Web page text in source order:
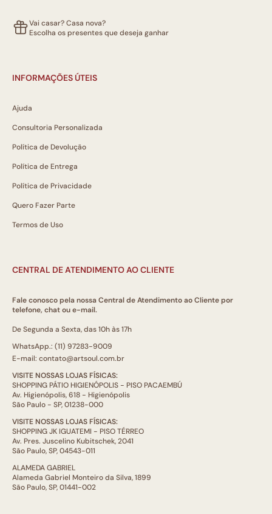
Vai casar? Casa nova?
Escolha os presentes que deseja ganhar
INFORMAÇÕES ÚTEIS
Ajuda
Consultoria Personalizada
Política de Devolução
Política de Entrega
Política de Privacidade
Quero Fazer Parte
Termos de Uso
CENTRAL DE ATENDIMENTO AO CLIENTE
Fale conosco pela nossa Central de Atendimento ao Cliente por
telefone, chat ou e-mail.
De Segunda a Sexta, das 10h às 17h
WhatsApp.: (11) 97283-9009
E-mail: contato@artsoul.com.br
VISITE NOSSAS LOJAS FÍSICAS:
SHOPPING PÁTIO HIGIENÓPOLIS - PISO PACAEMBÚ
Av. Higienópolis, 618 - Higienópolis
São Paulo - SP, 01238-000
VISITE NOSSAS LOJAS FÍSICAS:
SHOPPING JK IGUATEMI - PISO TÉRREO
Av. Pres. Juscelino Kubitschek, 2041
São Paulo, SP, 04543-011
ALAMEDA GABRIEL
Alameda Gabriel Monteiro da Silva, 1899
São Paulo, SP, 01441-002